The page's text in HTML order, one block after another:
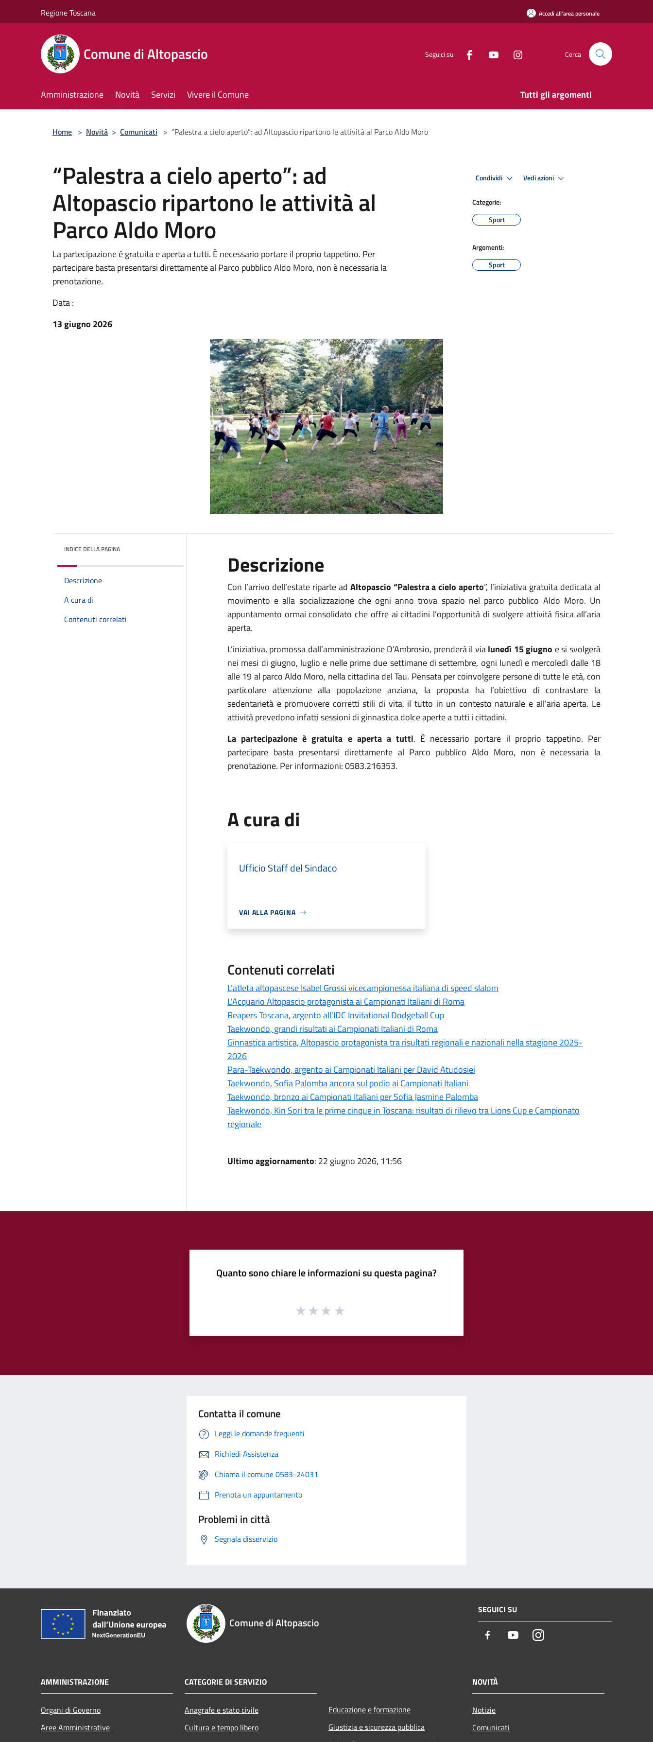
Regione Toscana Accedi all'area personale
Comune di Altopascio Seguici su Cerca
Amministrazione Novità Servizi Vivere il Comune Tutti gli argomenti
Home > Novità > Comunicati > “Palestra a cielo aperto”: ad Altopascio ripartono le attività al Parco Aldo Moro
“Palestra a cielo aperto”: ad
Altopascio ripartono le attività al
Parco Aldo Moro
La partecipazione è gratuita e aperta a tutti. È necessario portare il proprio tappetino. Per
partecipare basta presentarsi direttamente al Parco pubblico Aldo Moro, non è necessaria la
prenotazione.
Data :
13 giugno 2026
Condividi Vedi azioni
Categorie:
Sport
Argomenti:
Sport
INDICE DELLA PAGINA
Descrizione
A cura di
Contenuti correlati
Descrizione
Con l’arrivo dell’estate riparte ad Altopascio “Palestra a cielo aperto”, l’iniziativa gratuita dedicata al
movimento e alla socializzazione che ogni anno trova spazio nel parco pubblico Aldo Moro. Un
appuntamento ormai consolidato che offre ai cittadini l’opportunità di svolgere attività fisica all’aria
aperta.
L’iniziativa, promossa dall’amministrazione D’Ambrosio, prenderà il vialunedì 15 giugno e si svolgerà
nei mesi di giugno, luglio e nelle prime due settimane di settembre, ogni lunedì e mercoledì dalle 18
alle 19 al parco Aldo Moro, nella cittadina del Tau. Pensata per coinvolgere persone di tutte le età, con
particolare attenzione alla popolazione anziana, la proposta ha l’obiettivo di contrastare la
sedentarietà e promuovere corretti stili di vita, il tutto in un contesto naturale e all’aria aperta. Le
attività prevedono infatti sessioni di ginnastica dolce aperte a tutti i cittadini.
La partecipazione è gratuita e aperta a tutti. È necessario portare il proprio tappetino. Per
partecipare basta presentarsi direttamente al Parco pubblico Aldo Moro, non è necessaria la
prenotazione. Per informazioni: 0583.216353.
A cura di
Ufficio Staff del Sindaco
VAI ALLA PAGINA
Contenuti correlati
L’atleta altopascese Isabel Grossi vicecampionessa italiana di speed slalom
L'Acquario Altopascio protagonista ai Campionati Italiani di Roma
Reapers Toscana, argento all’IDC Invitational Dodgeball Cup
Taekwondo, grandi risultati ai Campionati Italiani di Roma
Ginnastica artistica, Altopascio protagonista tra risultati regionali e nazionali nella stagione 2025-
2026
Para-Taekwondo, argento ai Campionati Italiani per David Atudosiei
Taekwondo, Sofia Palomba ancora sul podio ai Campionati Italiani
Taekwondo, bronzo ai Campionati Italiani per Sofia Jasmine Palomba
Taekwondo, Kin Sori tra le prime cinque in Toscana: risultati di rilievo tra Lions Cup e Campionato
regionale
Ultimo aggiornamento: 22 giugno 2026, 11:56
Quanto sono chiare le informazioni su questa pagina?
Contatta il comune
Leggi le domande frequenti
Richiedi Assistenza
Chiama il comune 0583-24031
Prenota un appuntamento
Problemi in città
Segnala disservizio
Comune di Altopascio
SEGUICI SU
Facebook YoutubeInstagram
AMMINISTRAZIONE
Organi di Governo
Aree Amministrative
CATEGORIE DI SERVIZIO
Anagrafe e stato civile
Cultura e tempo libero
Educazione e formazione
Giustizia e sicurezza pubblica
NOVITÀ
Notizie
Comunicati